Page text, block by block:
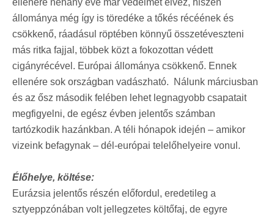
állománya még így is töredéke a tőkés récéének és
csökkenő, ráadásul röptében könnyű összetéveszteni
más ritka fajjal, többek közt a fokozottan védett
cigányrécével. Európai állománya csökkenő. Ennek
ellenére sok országban vadászható. Nálunk márciusban
és az ősz második felében lehet legnagyobb csapatait
megfigyelni, de egész évben jelentős számban
tartózkodik hazánkban. A téli hónapok idején – amikor
vizeink befagynak – dél-európai telelőhelyeire vonul.
Élőhelye, költése:
Eurázsia jelentős részén előfordul, eredetileg a
sztyeppzónában volt jellegzetes költőfaj, de egyre